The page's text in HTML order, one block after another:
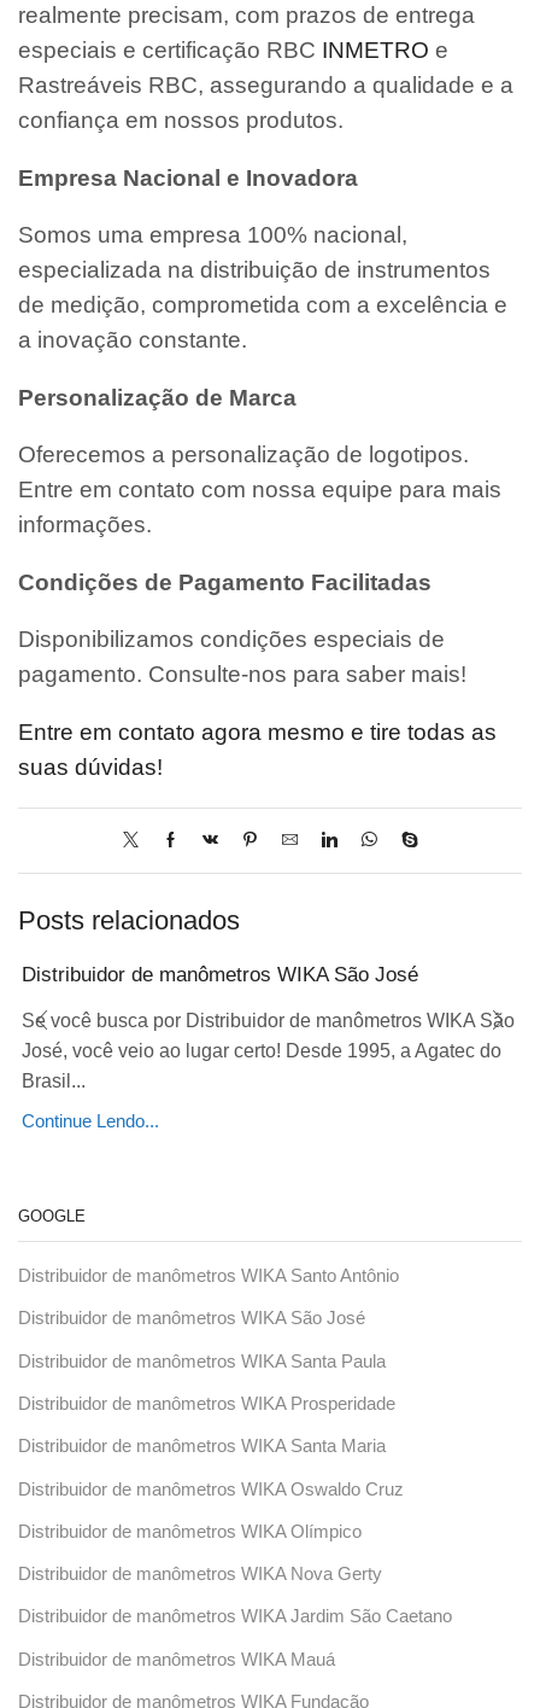
realmente precisam, com prazos de entrega
especiais e certificação RBC INMETRO e
Rastreáveis RBC, assegurando a qualidade e a
confiança em nossos produtos.
Empresa Nacional e Inovadora
Somos uma empresa 100% nacional,
especializada na distribuição de instrumentos
de medição, comprometida com a excelência e
a inovação constante.
Personalização de Marca
Oferecemos a personalização de logotipos.
Entre em contato com nossa equipe para mais
informações.
Condições de Pagamento Facilitadas
Disponibilizamos condições especiais de
pagamento. Consulte-nos para saber mais!
Entre em contato agora mesmo e tire todas as
suas dúvidas!
Posts relacionados
Distribuidor de manômetros WIKA São José
Se você busca por Distribuidor de manômetros WIKA São
José, você veio ao lugar certo! Desde 1995, a Agatec do
Brasil...
Continue Lendo...
GOOGLE
Distribuidor de manômetros WIKA Santo Antônio
Distribuidor de manômetros WIKA São José
Distribuidor de manômetros WIKA Santa Paula
Distribuidor de manômetros WIKA Prosperidade
Distribuidor de manômetros WIKA Santa Maria
Distribuidor de manômetros WIKA Oswaldo Cruz
Distribuidor de manômetros WIKA Olímpico
Distribuidor de manômetros WIKA Nova Gerty
Distribuidor de manômetros WIKA Jardim São Caetano
Distribuidor de manômetros WIKA Mauá
Distribuidor de manômetros WIKA Fundação